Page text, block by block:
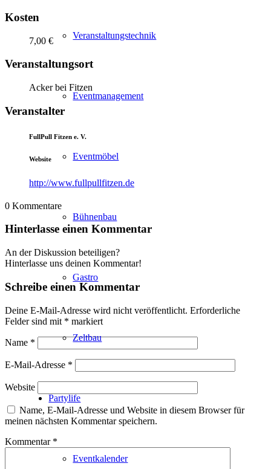
Veranstaltungstechnik
Eventmanagement
Eventmöbel
Bühnenbau
Gastro
Zeltbau
Partylife
Eventkalender
Kosten
7,00 €
Veranstaltungsort
Acker bei Fitzen
Veranstalter
FullPull Fitzen e. V.
Website
http://www.fullpullfitzen.de
0 Kommentare
Hinterlasse einen Kommentar
An der Diskussion beteiligen?
Hinterlasse uns deinen Kommentar!
Schreibe einen Kommentar
Deine E-Mail-Adresse wird nicht veröffentlicht. Erforderliche
Felder sind mit * markiert
Name *
E-Mail-Adresse *
Website
Name, E-Mail-Adresse und Website in diesem Browser für
meinen nächsten Kommentar speichern.
Kommentar *